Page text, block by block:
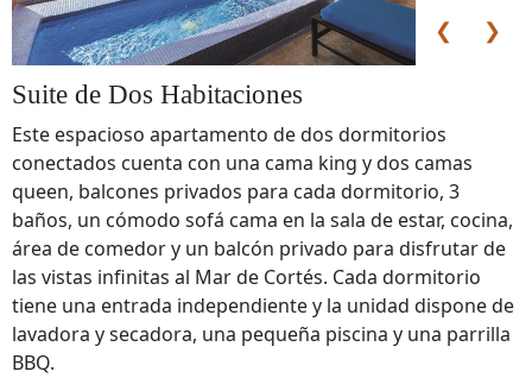
❮ ❯
Suite de Dos Habitaciones
Este espacioso apartamento de dos dormitorios
conectados cuenta con una cama king y dos camas
queen, balcones privados para cada dormitorio, 3
baños, un cómodo sofá cama en la sala de estar, cocina,
área de comedor y un balcón privado para disfrutar de
las vistas infinitas al Mar de Cortés. Cada dormitorio
tiene una entrada independiente y la unidad dispone de
lavadora y secadora, una pequeña piscina y una parrilla
BBQ.